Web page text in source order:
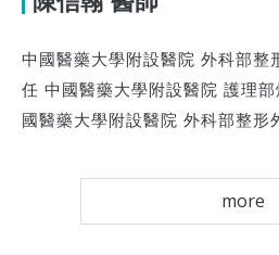
中國醫藥大學附設醫院 外科部整
任 中國醫藥大學附設醫院 護理
國醫藥大學附設醫院 外科部整形
more